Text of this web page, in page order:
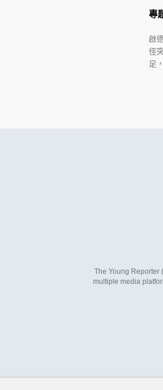
專
啟
徑
足
The Young Reporter
multiple media